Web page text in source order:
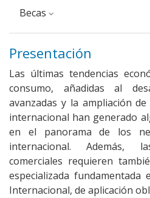
Becas
Presentación
Las últimas tendencias
consumo, añadidas al
avanzadas y la ampliación
internacional han generado
en el panorama de los
internacional. Además,
comerciales requieren
especializada fundamentada
Internacional, de aplicación